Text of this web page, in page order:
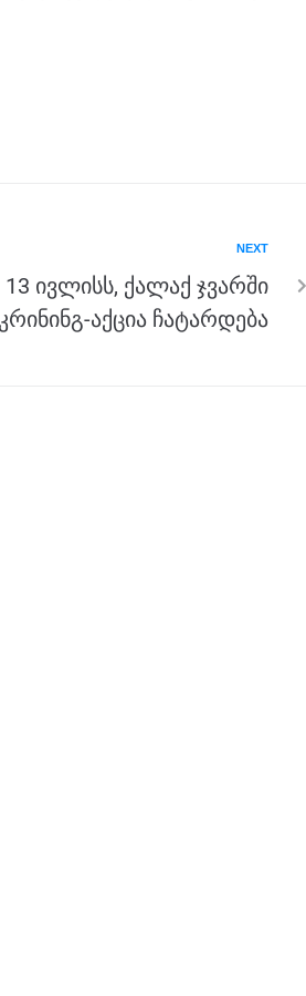
NEXT
13 ივლისს, ქალაქ ჯვარში
აქცია ჩატარდება